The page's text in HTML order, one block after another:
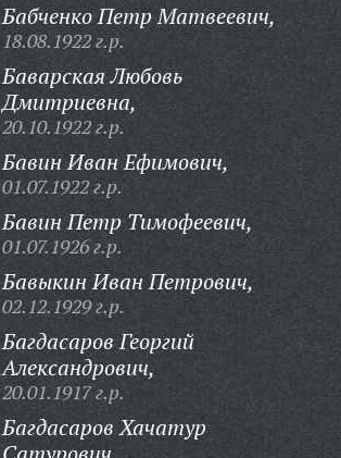
Бабченко Петр Матвеевич,
18.08.1922 г.р.
Баварская Любовь
Дмитриевна,
20.10.1922 г.р.
Бавин Иван Ефимович,
01.07.1922 г.р.
Бавин Петр Тимофеевич,
01.07.1926 г.р.
Бавыкин Иван Петрович,
02.12.1929 г.р.
Багдасаров Георгий
Александрович,
20.01.1917 г.р.
Багдасаров Хачатур